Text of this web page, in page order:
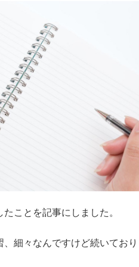
ことを記事にしました。
、細々なんですけど続いてお